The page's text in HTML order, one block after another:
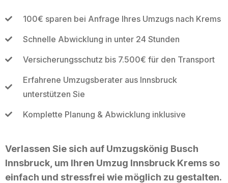
100€ sparen bei Anfrage Ihres Umzugs nach Krems
Schnelle Abwicklung in unter 24 Stunden
Versicherungsschutz bis 7.500€ für den Transport
Erfahrene Umzugsberater aus Innsbruck
unterstützen Sie
Komplette Planung & Abwicklung inklusive
Verlassen Sie sich auf Umzugskönig Busch
Innsbruck, um Ihren Umzug Innsbruck Krems so
einfach und stressfrei wie möglich zu gestalten.